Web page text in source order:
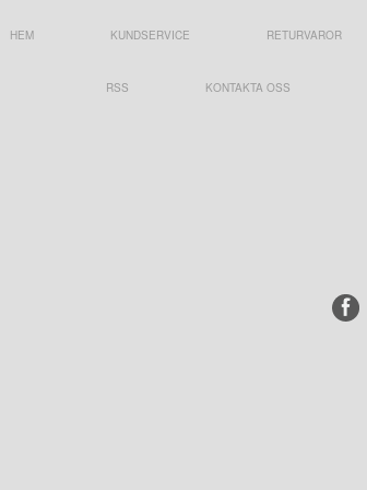
HEM KUNDSERVICE RETURVAROR
RSS KONTAKTA OSS